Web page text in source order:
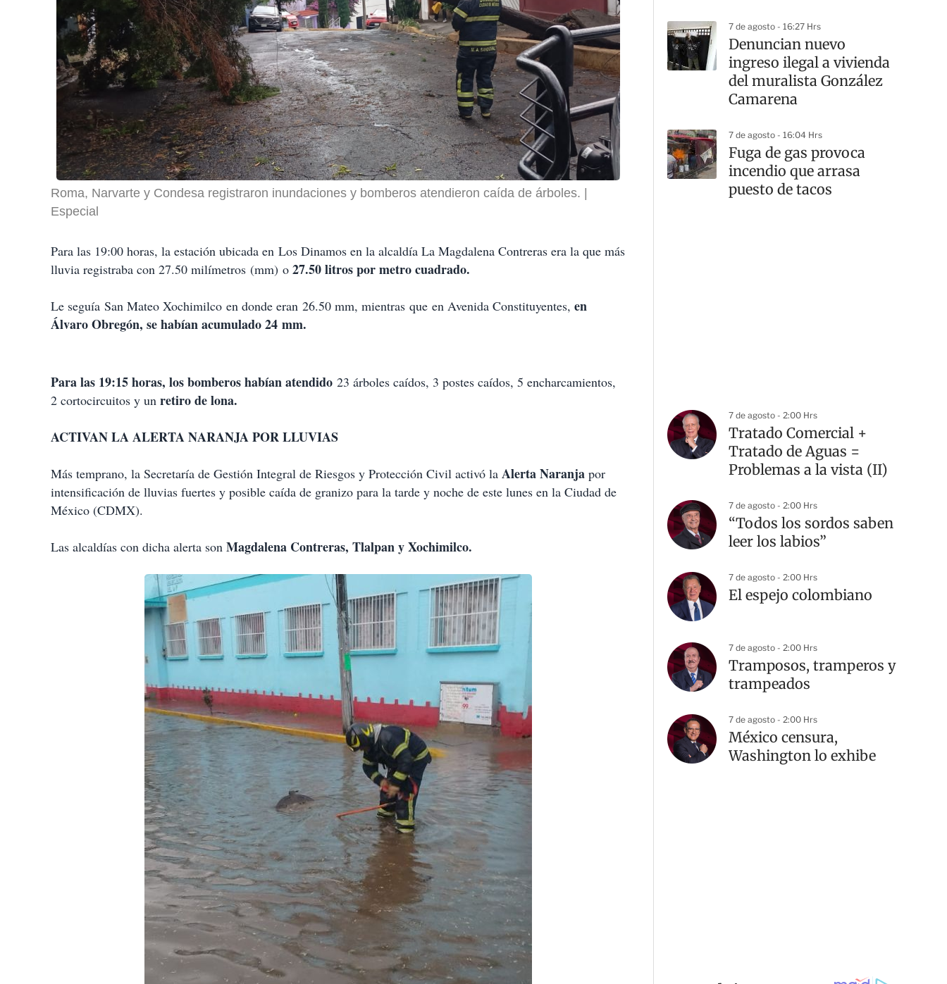
Roma, Narvarte y Condesa registraron inundaciones y bomberos atendieron caída de árboles.
Especial
Para las 19:00 horas, la estación ubicada en Los Dinamos en la alcaldía La Magdalena Contreras era la que más
lluvia registraba con 27.50 milímetros (mm) o 27.50 litros por metro cuadrado.
Le seguía San Mateo Xochimilco en donde eran 26.50 mm, mientras que en Avenida Constituyentes, en
Álvaro Obregón, se habían acumulado 24 mm.
Para las 19:15 horas, los bomberos habían atendido 23 árboles caídos, 3 postes caídos, 5 encharcamientos,
2 cortocircuitos y un retiro de lona.
ACTIVAN LA ALERTA NARANJA POR LLUVIAS
Más temprano, la Secretaría de Gestión Integral de Riesgos y Protección Civil activó la Alerta Naranja por
intensificación de lluvias fuertes y posible caída de granizo para la tarde y noche de este lunes en la Ciudad de
México (CDMX).
Las alcaldías con dicha alerta son Magdalena Contreras, Tlalpan y Xochimilco.
7 de agosto - 16:27 Hrs
Denuncian nuevo
ingreso ilegal a vivienda
del muralista González
Camarena
7 de agosto - 16:04 Hrs
Fuga de gas provoca
incendio que arrasa
puesto de tacos
7 de agosto - 2:00 Hrs
Tratado Comercial +
Tratado de Aguas =
Problemas a la vista (II)
7 de agosto - 2:00 Hrs
“Todos los sordos saben
leer los labios”
7 de agosto - 2:00 Hrs
El espejo colombiano
7 de agosto - 2:00 Hrs
Tramposos, tramperos y
trampeados
7 de agosto - 2:00 Hrs
México censura,
Washington lo exhibe